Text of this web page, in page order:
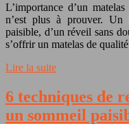
L’importance d’un
n’est plus à prouver. Un
paisible, d’un réveil sans
s’offrir un matelas de
Lire la suite
6 techniques de
un sommeil